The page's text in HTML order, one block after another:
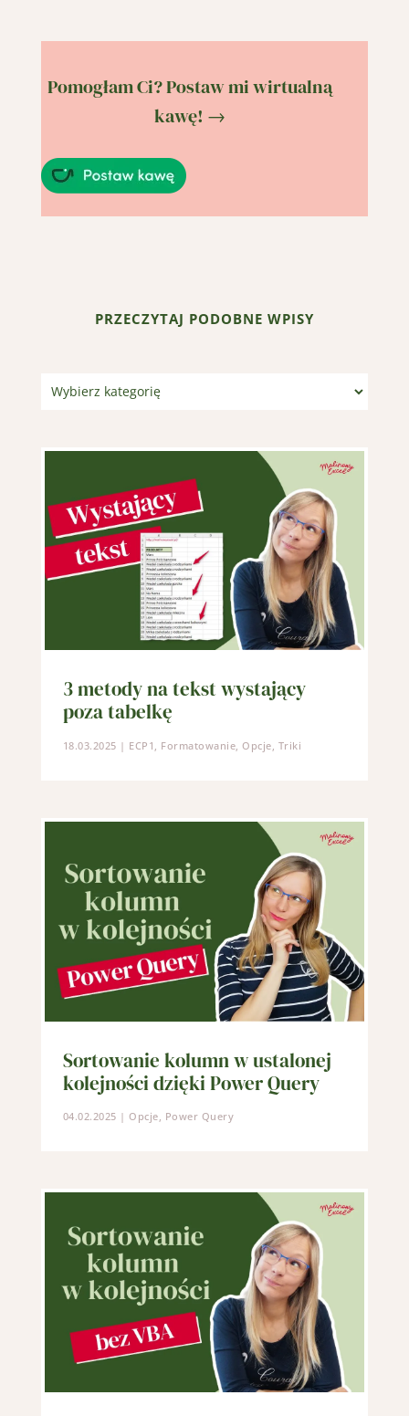
Pomogłam Ci? Postaw mi wirtualną
kawę! →
PRZECZYTAJ PODOBNE WPISY
Kategorie
3 metody na tekst wystający
poza tabelkę
18.03.2025 | ECP1 Formatowanie ,Opcje Triki
Sortowanie kolumn w ustalonej
kolejności dzięki Power Query
04.02.2025 |Opcje, Power Query